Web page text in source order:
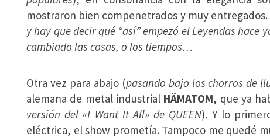
mostraron bien compenetrados y muy entregados.
y hay que decir qué “así” empezó el Leyendas hace
cambiado las cosas, o los tiempos…
Otra vez para abajo (pasando bajo los chorros de
alemana de metal industrial HÄMATOM, que ya
versión del «I Want It All» de QUEEN). Y lo
eléctrica, el show prometía. Tampoco me quedé